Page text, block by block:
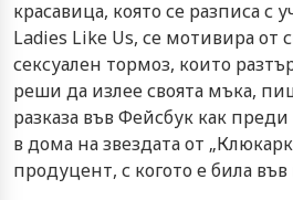
красавица, която се разписа с
Ladies Like Us, се мотивира от
сексуален тормоз, които
реши да излее своята мъка,
разказа във Фейсбук как
в дома на звездата от
продуцент, с когото е била във